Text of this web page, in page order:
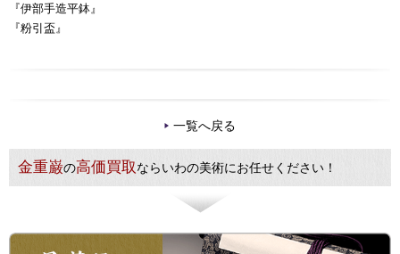
『伊部手造平鉢』
『粉引盃』
一覧へ戻る
金重巌の高価買取ならいわの美術にお任せください！